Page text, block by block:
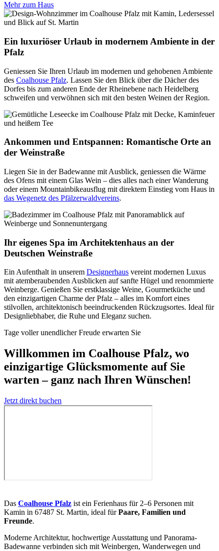
Mehr zum Haus
Ein luxuriöser Urlaub in modernem Ambiente in der
Pfalz
Geniessen Sie Ihren Urlaub im modernen und gehobenen Ambiente
des Coalhouse Pfalz. Lassen Sie den Blick über die Dächer des
Dorfes bis zum anderen Ende der Rheinebene nach Heidelberg
schweifen und verwöhnen sich mit den besten Weinen der Region.
Ankommen und Entspannen: Romantische Orte an
der Weinstraße
Liegen Sie in der Badewanne mit Ausblick, geniessen die Wärme
des Ofens mit einem Glas Wein – dies alles nach einer Wanderung
oder einem Mountainbikeausflug mit direktem Einstieg vom Haus in
das Wegenetz des Pfälzerwaldvereins.
Ihr eigenes Spa im Architektenhaus an der
Deutschen Weinstraße
Ein Aufenthalt in unserem Designerhaus vereint modernen Luxus
mit atemberaubenden Ausblicken auf sanfte Hügel und renommierte
Weinberge. Genießen Sie erstklassige Weine, Gourmetküche und
den einzigartigen Charme der Pfalz – alles im Komfort eines
stilvollen, architektonisch beeindruckenden Rückzugsortes. Ideal für
Designliebhaber, die Ruhe und Eleganz suchen.
Tage voller unendlicher Freude erwarten Sie
Willkommen im Coalhouse Pfalz, wo
einzigartige Glücksmomente auf Sie
warten – ganz nach Ihren Wünschen!
Jetzt direkt buchen
Das Coalhouse Pfalz ist ein Ferienhaus für 2–6 Personen mit
Kamin in 67487 St. Martin, ideal fürPaare, Familien und
Freunde.
Moderne Architektur, hochwertige Ausstattung und Panorama-
Badewanne verbinden sich mit Weinbergen, Wanderwegen und